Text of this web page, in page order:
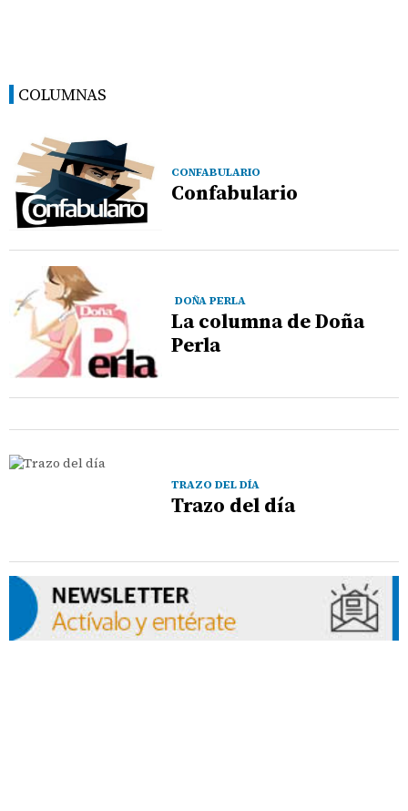
COLUMNAS
CONFABULARIO
Confabulario
DOÑA PERLA
La columna de Doña
Perla
TRAZO DEL DÍA
Trazo del día